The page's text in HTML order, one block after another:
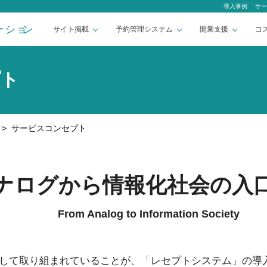
導入事例 サ
サイト掲載 予約管理システム 開業支援 コ
> サービスコンセプト
ログから情報化社会の入
From Analog to Information Society
て取り組まれていることが、「レセプトシステム」の導